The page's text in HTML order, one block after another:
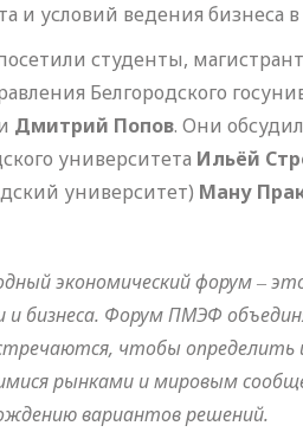
и условий ведения бизнеса в
студенты,
Белгородского
Дмитрий Попов. Они
университета Ильёй
университет) Ману
экономический форум ‒
и бизнеса. Форум ПМЭФ
чтобы
рынками и мировым
вариантов решений.